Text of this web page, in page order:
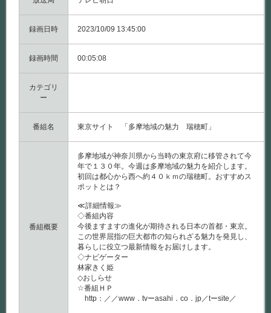
録画日時 2023/10/09 13:45:00
録画時間 00:05:08
カテゴリ
ー
番組名 東京サイト 「多摩地域の魅力 瑞穂町」
番組概要
多摩地域が神奈川県から当時の東京府に移管されて今
年で１３０年。今週は多摩地域の魅力を紹介します。
初回は都心から西へ約４０ｋｍの瑞穂町。おすすめス
ポットとは？
≪詳細情報≫
◇番組内容
今後ますますの進化が期待される日本の首都・東京。
この世界屈指の巨大都市の知られざる魅力を発見し、
暮らしに役立つ最新情報をお届けします。
◇ナビゲーター
林家きく姫
◇おしらせ
☆番組ＨＰ
http：／／www．tvーasahi．co．jp／tーsite／